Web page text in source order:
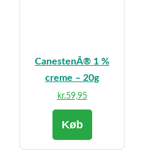
CanestenÂ® 1 %
creme – 20g
kr.59,95
Køb